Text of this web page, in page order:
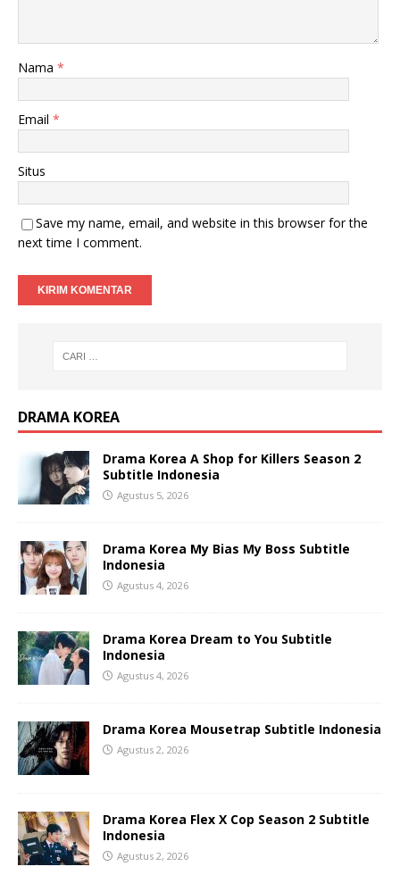
Nama *
Email *
Situs
Save my name, email, and website in this browser for the
next time I comment.
DRAMA KOREA
Drama Korea A Shop for Killers Season 2
Subtitle Indonesia
Agustus 5, 2026
Drama Korea My Bias My Boss Subtitle
Indonesia
Agustus 4, 2026
Drama Korea Dream to You Subtitle
Indonesia
Agustus 4, 2026
Drama Korea Mousetrap Subtitle Indonesia
Agustus 2, 2026
Drama Korea Flex X Cop Season 2 Subtitle
Indonesia
Agustus 2, 2026